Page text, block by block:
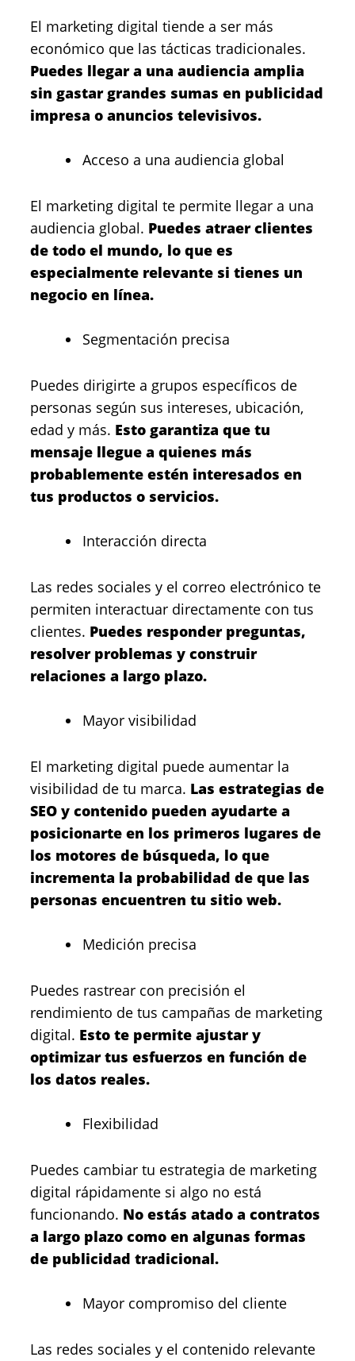
El marketing digital tiende a ser más
económico que las tácticas tradicionales.
Puedes llegar a una audiencia amplia
sin gastar grandes sumas en publicidad
impresa o anuncios televisivos.
Acceso a una audiencia global
El marketing digital te permite llegar a una
audiencia global. Puedes atraer clientes
de todo el mundo, lo que es
especialmente relevante si tienes un
negocio en línea.
Segmentación precisa
Puedes dirigirte a grupos específicos de
personas según sus intereses, ubicación,
edad y más. Esto garantiza que tu
mensaje llegue a quienes más
probablemente estén interesados en
tus productos o servicios.
Interacción directa
Las redes sociales y el correo electrónico te
permiten interactuar directamente con tus
clientes. Puedes responder preguntas,
resolver problemas y construir
relaciones a largo plazo.
Mayor visibilidad
El marketing digital puede aumentar la
visibilidad de tu marca. Las estrategias de
SEO y contenido pueden ayudarte a
posicionarte en los primeros lugares de
los motores de búsqueda, lo que
incrementa la probabilidad de que las
personas encuentren tu sitio web.
Medición precisa
Puedes rastrear con precisión el
rendimiento de tus campañas de marketing
digital. Esto te permite ajustar y
optimizar tus esfuerzos en función de
los datos reales.
Flexibilidad
Puedes cambiar tu estrategia de marketing
digital rápidamente si algo no está
funcionando. No estás atado a contratos
a largo plazo como en algunas formas
de publicidad tradicional.
Mayor compromiso del cliente
Las redes sociales y el contenido relevante